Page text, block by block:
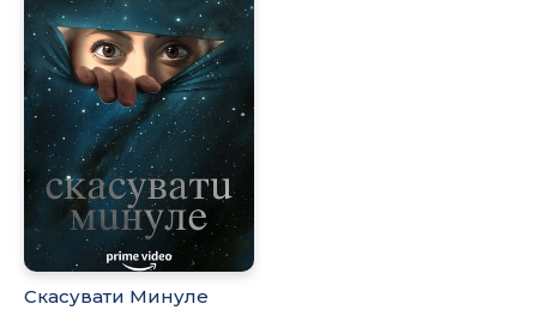
Скасувати Минуле